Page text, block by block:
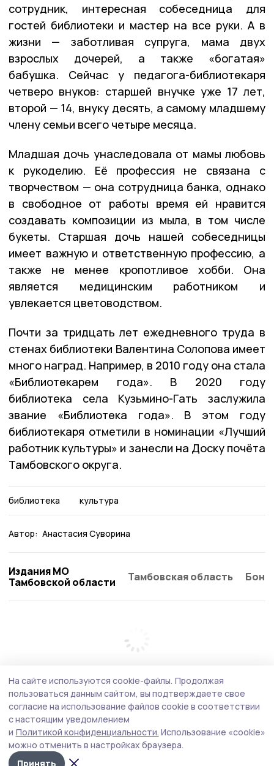
сотрудник, интересная собеседница для
гостей библиотеки и мастер на все руки. А в
жизни — заботливая супруга, мама двух
взрослых дочерей, а также «богатая»
бабушка. Сейчас у педагога-библиотекаря
четверо внуков: старшей внучке уже 17 лет,
второй — 14, внуку десять, а самому младшему
члену семьи всего четыре месяца.
Младшая дочь унаследовала от мамы любовь
к рукоделию. Её профессия не связана с
творчеством — она сотрудница банка, однако
в свободное от работы время ей нравится
создавать композиции из мыла, в том числе
букеты. Старшая дочь нашей собеседницы
имеет важную и ответственную профессию, а
также не менее кропотливое хобби. Она
является медицинским работником и
увлекается цветоводством.
Почти за тридцать лет ежедневного труда в
стенах библиотеки Валентина Солопова имеет
много наград. Например, в 2010 году она стала
«Библиотекарем года». В 2020 году
библиотека села Кузьмино-Гать заслужила
звание «Библиотека года». В этом году
библиотекаря отметили в номинации «Лучший
работник культуры» и занесли на Доску почёта
Тамбовского округа.
библиотека культура
Автор: Анастасия Суворина
Издания МО
Тамбовской области
Тамбовская область
На сайте используются cookie-файлы. Продолжая
пользоваться данным сайтом, вы подтверждаете свое
согласие на использование файлов cookie в соответствии
с настоящим уведомлением
и Политикой конфиденциальности. Использование «cookie»
можно отменить в настройках браузера.
Принять